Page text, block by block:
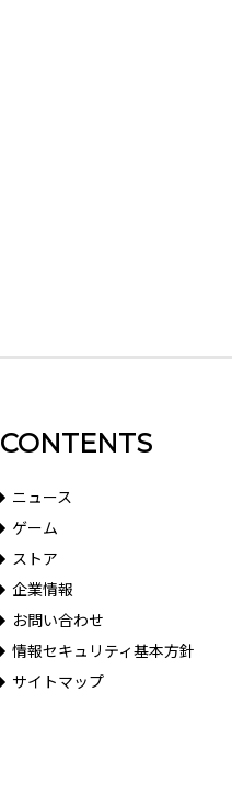
CONTENTS
ニュース
ゲーム
ストア
企業情報
お問い合わせ
情報セキュリティ基本方針
サイトマップ